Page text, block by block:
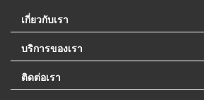
เกี่ยวกับเรา
บริการของเรา
ติดต่อเรา